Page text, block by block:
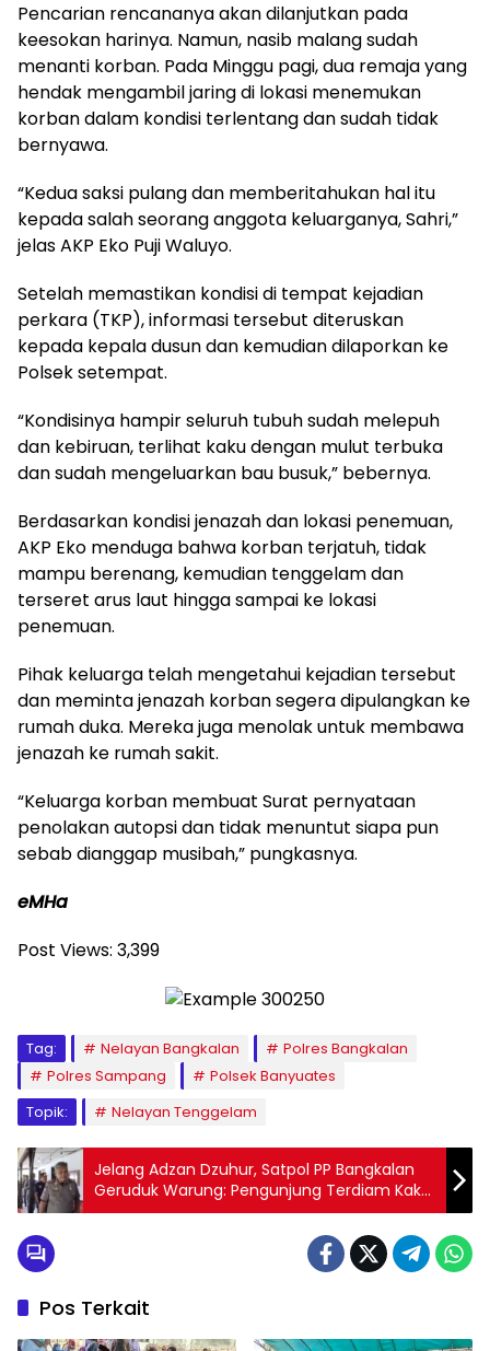
Pencarian rencananya akan dilanjutkan pada
keesokan harinya. Namun, nasib malang sudah
menanti korban. Pada Minggu pagi, dua remaja yang
hendak mengambil jaring di lokasi menemukan
korban dalam kondisi terlentang dan sudah tidak
bernyawa.
“Kedua saksi pulang dan memberitahukan hal itu
kepada salah seorang anggota keluarganya, Sahri,”
jelas AKP Eko Puji Waluyo.
Setelah memastikan kondisi di tempat kejadian
perkara (TKP), informasi tersebut diteruskan
kepada kepala dusun dan kemudian dilaporkan ke
Polsek setempat.
“Kondisinya hampir seluruh tubuh sudah melepuh
dan kebiruan, terlihat kaku dengan mulut terbuka
dan sudah mengeluarkan bau busuk,” bebernya.
Berdasarkan kondisi jenazah dan lokasi penemuan,
AKP Eko menduga bahwa korban terjatuh, tidak
mampu berenang, kemudian tenggelam dan
terseret arus laut hingga sampai ke lokasi
penemuan.
Pihak keluarga telah mengetahui kejadian tersebut
dan meminta jenazah korban segera dipulangkan ke
rumah duka. Mereka juga menolak untuk membawa
jenazah ke rumah sakit.
“Keluarga korban membuat Surat pernyataan
penolakan autopsi dan tidak menuntut siapa pun
sebab dianggap musibah,” pungkasnya.
eMHa
Post Views: 3,399
Tag: Nelayan Bangkalan
Polres Bangkalan
Polres Sampang
Polsek Banyuates
Topik:
Nelayan Tenggelam
Jelang Adzan Dzuhur, Satpol PP Bangkalan
Geruduk Warung: Pengunjung Terdiam Kaku,
Mayoritas Tak Patuhi SE Ramadhan
Pos Terkait